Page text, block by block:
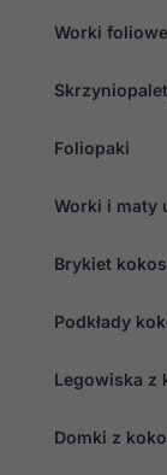
Worki
Foliopaki
Worki i maty
Brykiet
Podkłady
Legowiska z
Domki z